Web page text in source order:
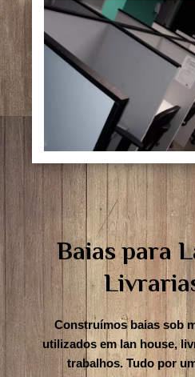
Baias para
Construímosbaias sob
utilizados em lan house,
trabalhos. Tudo por